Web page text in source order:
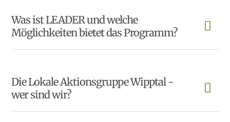
Was ist LEADER und welche
Möglichkeiten bietet das Programm?
Die Lokale Aktionsgruppe Wipptal -
wer sind wir?